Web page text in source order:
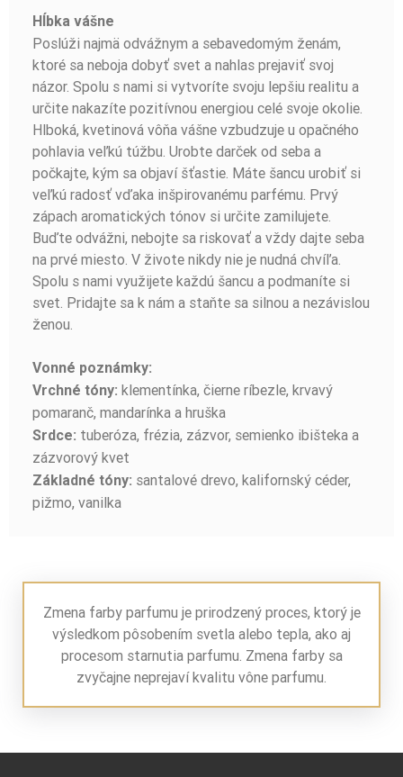
Hĺbka vášne
Poslúži najmä odvážnym a sebavedomým ženám,
ktoré sa neboja dobyť svet a nahlas prejaviť svoj
názor. Spolu s nami si vytvoríte svoju lepšiu realitu a
určite nakazíte pozitívnou energiou celé svoje okolie.
Hlboká, kvetinová vôňa vášne vzbudzuje u opačného
pohlavia veľkú túžbu. Urobte darček od seba a
počkajte, kým sa objaví šťastie. Máte šancu urobiť si
veľkú radosť vďaka inšpirovanému parfému. Prvý
zápach aromatických tónov si určite zamilujete.
Buďte odvážni, nebojte sa riskovať a vždy dajte seba
na prvé miesto. V živote nikdy nie je nudná chvíľa.
Spolu s nami využijete každú šancu a podmaníte si
svet. Pridajte sa k nám a staňte sa silnou a nezávislou
ženou.
Vonné poznámky:
Vrchné tóny: klementínka, čierne ríbezle, krvavý
pomaranč, mandarínka a hruška
Srdce: tuberóza, frézia, zázvor, semienko ibišteka a
zázvorový kvet
Základné tóny: santalové drevo, kalifornský céder,
pižmo, vanilka
Zmena farby parfumu je prirodzený proces, ktorý je
výsledkom pôsobením svetla alebo tepla, ako aj
procesom starnutia parfumu. Zmena farby sa
zvyčajne neprejaví kvalitu vône parfumu.